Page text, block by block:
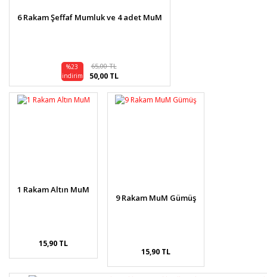
6 Rakam Şeffaf Mumluk ve 4 adet MuM
%23
indirim
65,00 TL
50,00 TL
1 Rakam Altın MuM
15,90 TL
9 Rakam MuM Gümüş
15,90 TL